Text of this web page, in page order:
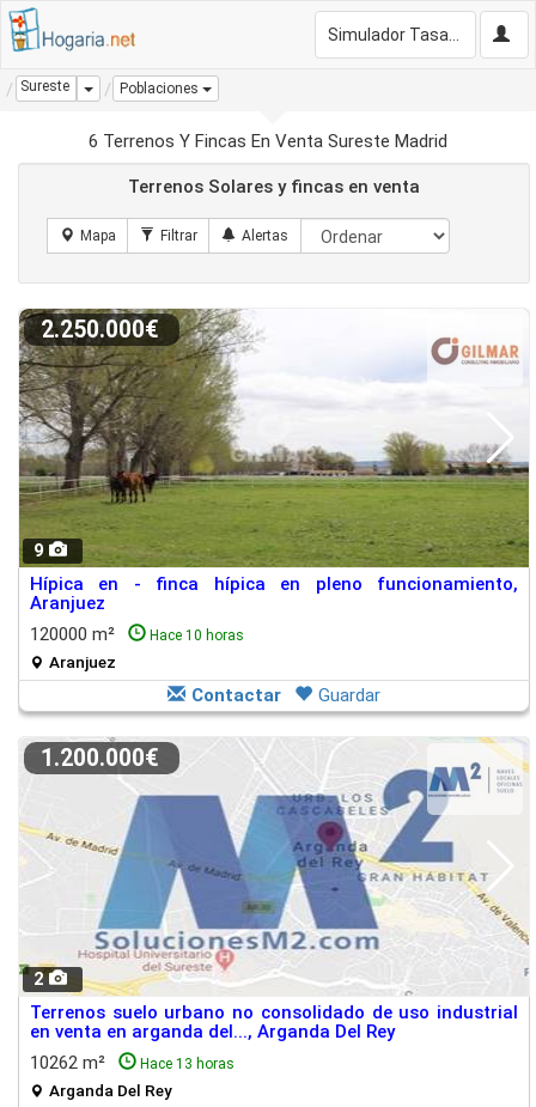
Sureste Dropdown
Poblaciones
6 Terrenos Y Fincas En Venta Sureste Madrid
Terrenos Solares y fincas en venta
9
2.250.000€
Hípica en - finca hípica en pleno funcionamiento,
Aranjuez
120000 m²
Hace 10 horas
Aranjuez
Contactar Guardar
2
1.200.000€
Terrenos suelo urbano no consolidado de uso industrial
en venta en arganda del..., Arganda Del Rey
10262 m²
Hace 13 horas
Arganda Del Rey